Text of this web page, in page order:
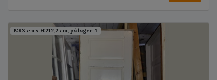
B:83 cm x H:212,2 cm, på lager: 1